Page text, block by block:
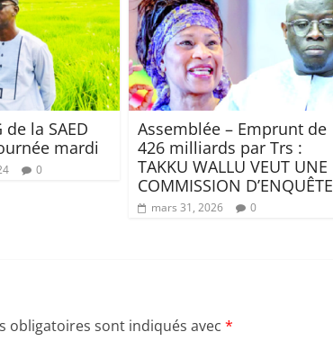
la SAED
mardi
0
Assemblée – Emprunt de
426 milliards par Trs :
TAKKU WALLU VEUT UNE
COMMISSION D’ENQUÊTE
mars 31, 2026 0
obligatoires sont indiqués avec *